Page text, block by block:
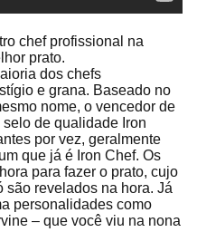
chef profissional na
prato.
dos chefs
e grana. Baseado no
nome, o vencedor de
de qualidade Iron
por vez, geralmente
que já é Iron Chef. Os
para fazer o prato, cujo
são revelados na hora. Já
personalidades como
– que você viu na nona